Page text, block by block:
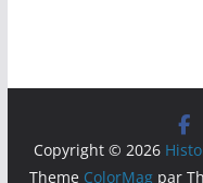
Copyright © 2026
Theme ColorMag par